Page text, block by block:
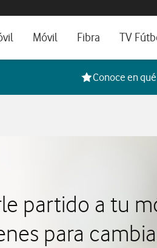
empresas y autónomos, ayuda e
empresas y autónomos
tarifa
Móvil
Tarifas de Móvil
Líneas adicionales
Fibra
Tarifas de Fibra
Cobertura de Fibra
TV
Conoce en
partido a tu
para